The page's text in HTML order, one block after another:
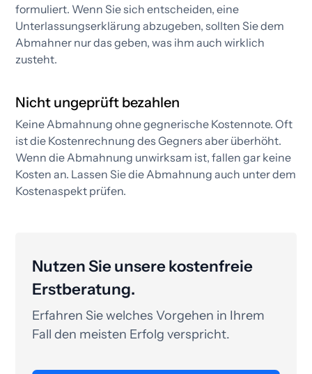
formuliert. Wenn Sie sich entscheiden, eine
Unterlassungs­erklärung abzugeben, sollten Sie dem
Abmahner nur das geben, was ihm auch wirklich
zusteht.
Nicht ungeprüft bezahlen
Keine Abmahnung ohne gegnerische Kostennote. Oft
ist die Kostenrechnung des Gegners aber überhöht.
Wenn die Abmahnung unwirksam ist, fallen gar keine
Kosten an. Lassen Sie die Abmahnung auch unter dem
Kostenaspekt prüfen.​
Nutzen Sie unsere kostenfreie
Erstberatung.
Erfahren Sie welches Vorgehen in Ihrem
Fall den meisten Erfolg verspricht.